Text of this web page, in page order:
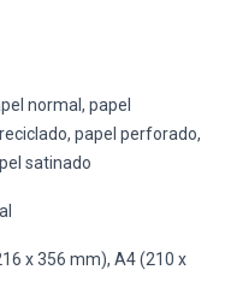
normal, papel
papel perforado,
satinado
x 356 mm), A4 (210 x